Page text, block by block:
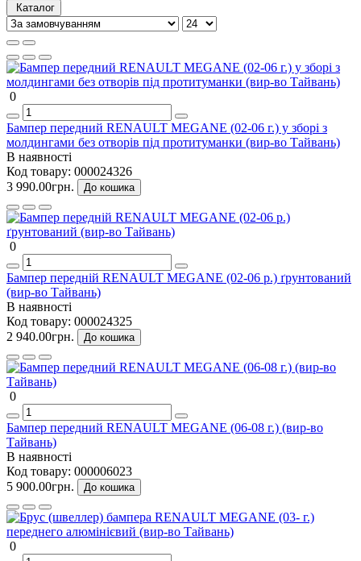
Каталог
0
Бампер передний RENAULT MEGANE (02-06 г.) у зборі з
молдингами без отворів під протитуманки (вир-во Тайвань)
В наявності
Код товару: 000024326
3 990.00грн.
До кошика
0
Бампер передній RENAULT MEGANE (02-06 р.) ґрунтований
(вир-во Тайвань)
В наявності
Код товару: 000024325
2 940.00грн.
До кошика
0
Бампер передний RENAULT MEGANE (06-08 г.) (вир-во
Тайвань)
В наявності
Код товару: 000006023
5 900.00грн.
До кошика
0